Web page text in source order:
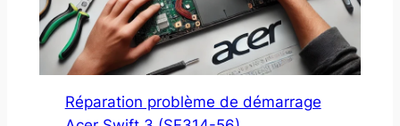
Réparation problème de démarrage